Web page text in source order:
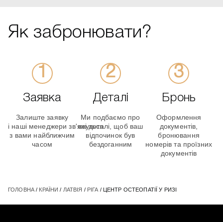
Як забронювати?
Заявка
Залиште заявку
і наші менеджери зв'яжуться
з вами найближчим
часом
Деталі
Ми подбаємо про
всі деталі, щоб ваш
відпочинок був
бездоганним
Бронь
Оформлення
документів,
бронювання
номерів та проїзних
документів
ГОЛОВНА/ КРАЇНИ / ЛАТВІЯ / РІГА / ЦЕНТР ОСТЕОПАТІЇ У РИЗІ